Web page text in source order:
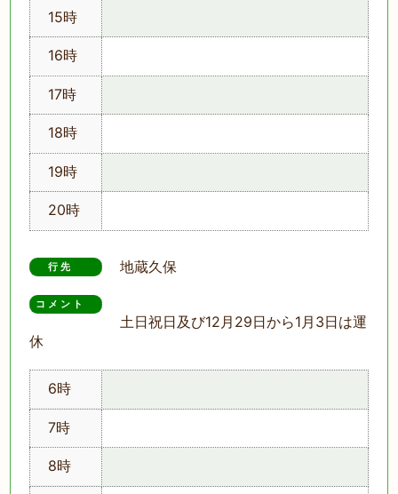
15時
16時
17時
18時
19時
20時
行先 地蔵久保
コメント
土日祝日及び12月29日から1月3日は運
休
6時
7時
8時